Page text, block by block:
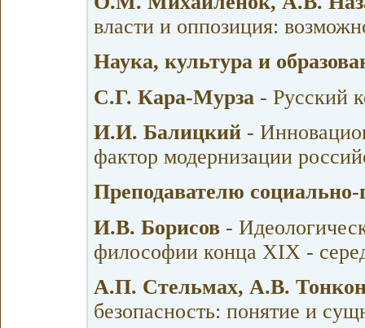
власти и оппозиция:
Наука, культура и
С.Г. Кара-Мурза - Русский
И.И. Балицкий -
фактор модернизации
Преподавателю
И.В. Борисов -
философии конца XIX -
А.П. Стельмах, А.В.
безопасность: понятие и